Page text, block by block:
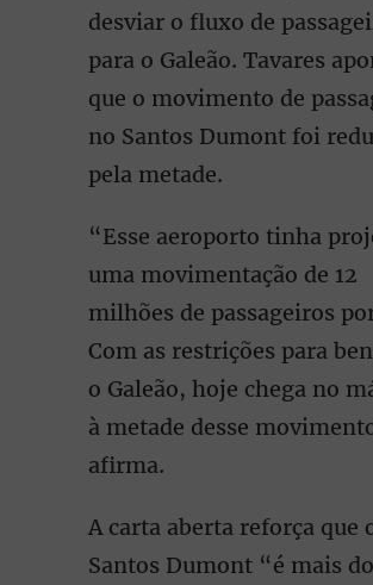
desviar o fluxo de
para o Galeão. Tavares
que o movimento de
no Santos Dumont foi
pela metade.
“Esse aeroporto tinha
uma movimentação de 12
milhões de passageiros
Com as restrições para
o Galeão, hoje chega no
à metade desse
afirma.
A carta aberta reforça que
Santos Dumont “é mais